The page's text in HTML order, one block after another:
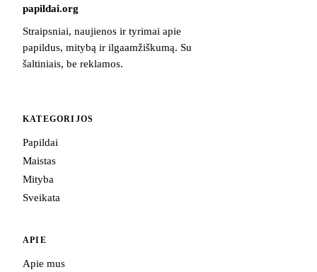
papildai.org
Straipsniai, naujienos ir tyrimai apie
papildus, mitybą ir ilgaamžiškumą. Su
šaltiniais, be reklamos.
KATEGORIJOS
Papildai
Maistas
Mityba
Sveikata
APIE
Apie mus